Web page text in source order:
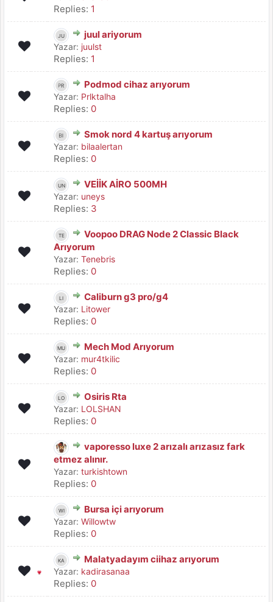
Replies: 1
juul ariyorum
Yazar: juulst
Replies: 1
Podmod cihaz arıyorum
Yazar: Prlktalha
Replies: 0
Smok nord 4 kartuş arıyorum
Yazar: bilaalertan
Replies: 0
VEİİK AİRO 500MH
Yazar: uneys
Replies: 3
Voopoo DRAG Node 2 Classic Black
Arıyorum
Yazar: Tenebris
Replies: 0
Caliburn g3 pro/g4
Yazar: Litower
Replies: 0
Mech Mod Arıyorum
Yazar: mur4tkilic
Replies: 0
Osiris Rta
Yazar: LOLSHAN
Replies: 0
vaporesso luxe 2 arızalı arızasız fark
etmez alınır.
Yazar: turkishtown
Replies: 0
Bursa içi arıyorum
Yazar: Willowtw
Replies: 0
Malatyadayım ciihaz arıyorum
Yazar: kadirasanaa
Replies: 0